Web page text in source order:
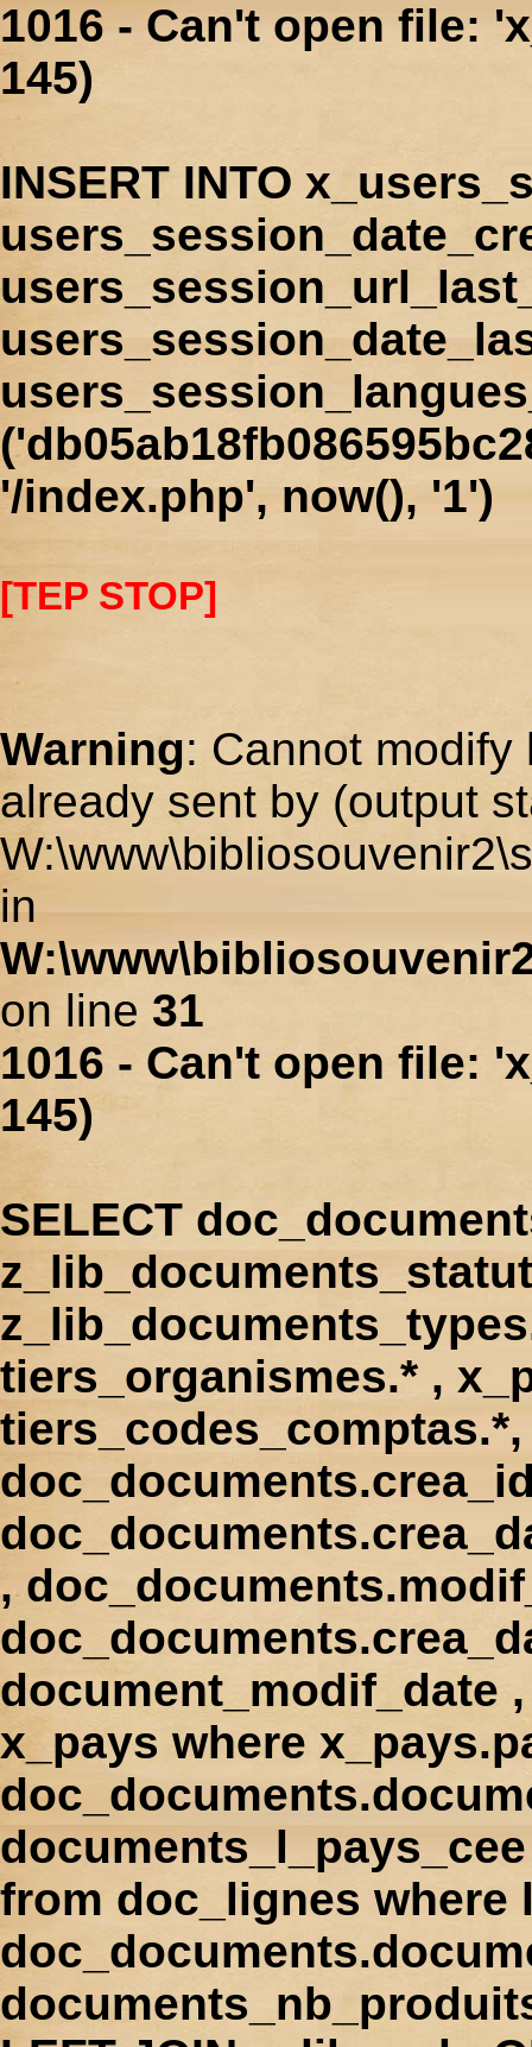
1016 - Can't open file:
145)
INSERT INTO
'/index.php', now(), '1')
[TEP STOP]
Warning: Cannot
already sent by (output
in
on line 31
1016 - Can't open file:
145)
SELECT
tiers_organismes.* ,
,
document_modif_date
x_pays where
from doc_lignes where